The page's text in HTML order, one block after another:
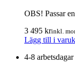
OBS! Passar
3 495 krinkl.
Lägg till i
4-8 arbetsdagar